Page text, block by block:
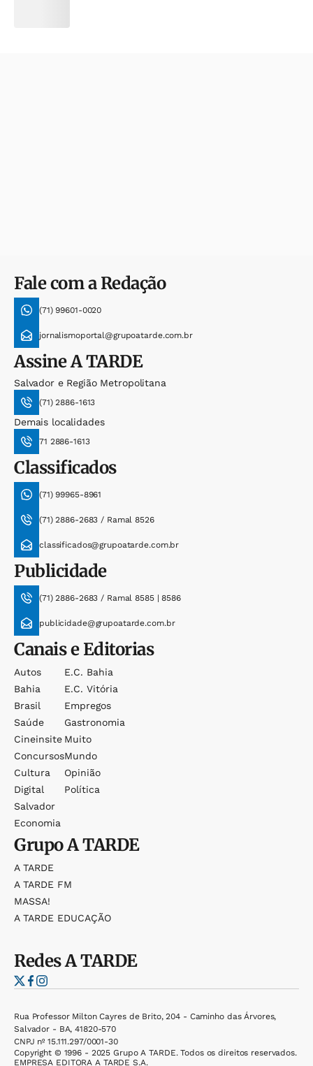
Fale com a Redação
(71) 99601-0020
jornalismoportal@grupoatarde.com.br
AssineA TARDE
Salvador e Região Metropolitana
(71) 2886-1613
Demais localidades
71 2886-1613
Classificados
(71) 99965-8961
(71) 2886-2683 / Ramal 8526
classificados@grupoatarde.com.br
Publicidade
(71) 2886-2683 / Ramal 8585 | 8586
publicidade@grupoatarde.com.br
Canais e Editorias
Autos
Bahia
Brasil
Saúde
Cineinsite
Concursos
Cultura
Digital
Salvador
Economia
E.c. Bahia
E.c. Vitória
Empregos
Gastronomia
Muito
Mundo
Opinião
Política
GrupoA TARDE
A TARDE
A TARDE FM
MASSA!
A TARDE EDUCAÇÃO
RedesA TARDE
Rua Professor Milton Cayres de Brito, 204 - Caminho das Árvores,
Salvador - BA, 41820-570
CNPJ nº 15.111.297/0001-30
Copyright © 1996 - 2025 Grupo A TARDE. Todos os direitos reservados.
EMPRESA EDITORA A TARDE S.A.